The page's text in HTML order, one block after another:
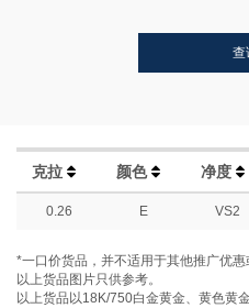
查
克拉 颜色 净度
0.26 E VS2
*一口价货品，并不适用于其他推广优惠
以上货品图片只供参考。
以上货品以18K/750白金黄金、黄色黄